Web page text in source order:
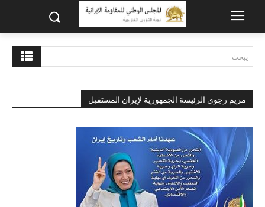
يبحث
مريم رجوي الرئيسة الجمهورية لإيران المستقبل